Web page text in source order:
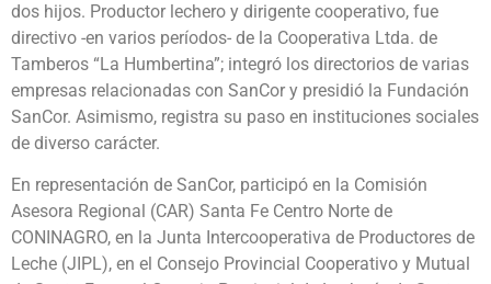
dos hijos. Productor lechero y dirigente cooperativo, fue
directivo -en varios períodos- de la Cooperativa Ltda. de
Tamberos “La Humbertina”; integró los directorios de varias
empresas relacionadas con SanCor y presidió la Fundación
SanCor. Asimismo, registra su paso en instituciones sociales
de diverso carácter.
En representación de SanCor, participó en la Comisión
Asesora Regional (CAR) Santa Fe Centro Norte de
CONINAGRO, en la Junta Intercooperativa de Productores de
Leche (JIPL), en el Consejo Provincial Cooperativo y Mutual